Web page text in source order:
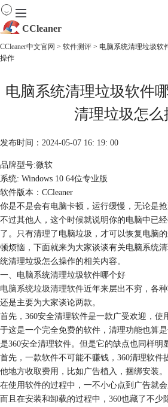
CCleaner
下载
CCleaner中文官网 > 软件测评 > 电脑系统清理垃圾软
操作
电脑系统清理垃圾软件
清理垃圾怎么
发布时间：2024-05-07 16: 19: 00
品牌型号:微软
系统: Windows 10 64位专业版
软件版本：CCleaner
你是不是会有电脑卡顿，运行缓慢，无论是
不过其他人，这个时候就说明你的电脑中已
了。只有清理了电脑垃圾，才可以恢复电脑
顿烦恼，下面就来为大家谈谈有关电脑系统
统清理垃圾怎么操作的相关内容。
一、电脑系统清理垃圾软件哪个好
电脑系统垃圾清理软件近年来层出不穷，各
还是主要为大家谈论两款。
首先，360安全清理软件是一款广受欢迎，使
于这是一个完全免费的软件，清理功能也算
是360安全清理软件。但是它的缺点也同样明
首先，一款软件不可能不赚钱，360清理软件
他地方收取费用，比如广告植入，捆绑安装。
在使用软件的过程中，一不小心点到广告就
而且在安装和卸载的过程中，360也藏了不少